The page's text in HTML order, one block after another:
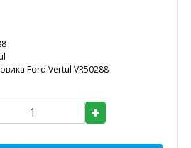
Ford Vertul VR50288